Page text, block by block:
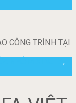
CÔNG TRÌNH TẠI
,